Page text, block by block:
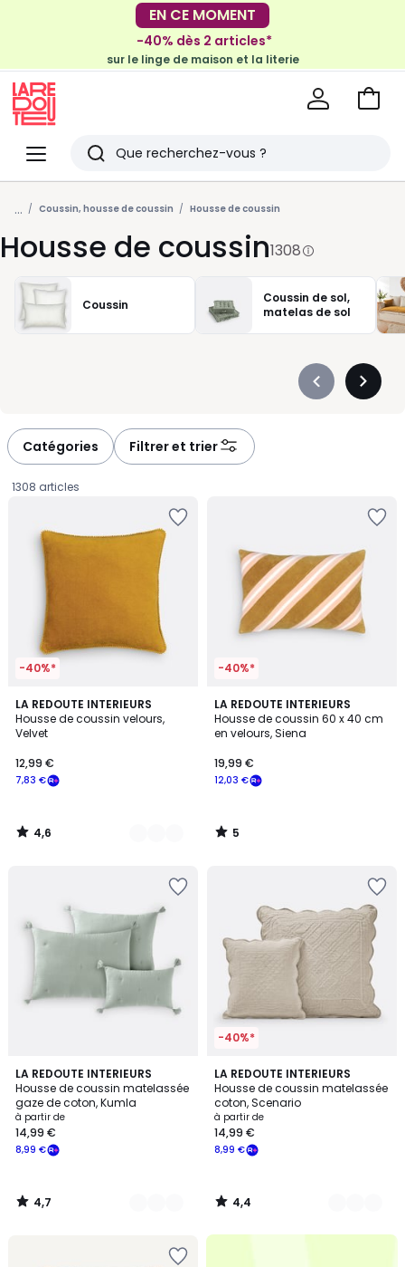
EN CE MOMENT
-30€ tous les 100€*
sur le meuble & la déco
-40% dès 2 articles*
sur le linge de maison et la literie
Menu
Redoute
Rechercher
Derniers
articles
vus
Voir
... Coussin, housse de coussin Housse de coussin
Housse de coussin1308
Coussin
Coussin de sol,
matelas de sol
Précédent
Catégories Filtrer et trier
1308 articles
-40%*
LA REDOUTE INTERIEURS
Housse de coussin velours,
Velvet
€
souscrivez
notre
programme
place
7,83 €
12,99 €
4,6
/ 5
10
Couleurs
4,6
/
-40%*
LA REDOUTE INTERIEURS
Housse de coussin 60 x 40 cm
en velours, Siena
12,03 €
19,99 €
5
/
5
5
/
LA REDOUTE INTERIEURS
Housse de coussin matelassée
gaze de coton, Kumla
à partir de
8,99 €
14,99 €
4,7
/ 5
10
Couleurs
4,7
/
-40%*
LA REDOUTE INTERIEURS
Housse de coussin matelassée
coton, Scenario
à partir de
8,99 €
14,99 €
4,4
/ 5
7
Couleurs
4,4
/